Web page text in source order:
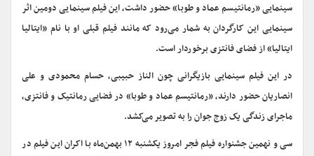
سینمایی «رمانتیسم عماد و طوبا» حضور داشت، این فیلم سینمایی دومین اثر
سینمایی این کارگردان به شمار می‌رود که مانند فیلم قبلی او با نام «ایتالیا
ایتالیا» از فضای فانتزی برخوردار است.
در این فیلم سینمایی بازیگرانی چون الناز حبیبی، حسام محمودی و علی
انصاریان حضور دارند، «رمانتیسم عماد و طوبا» در فضایی رمانتیک و فانتزی،
ماجرای زندگی یک زوج جوان را به تصویر می‌کشد.
سی و نهمین جشنواره فیلم فجر امروز یکشنبه ۱۲ بهمن‌ماه با اکران این فیلم در